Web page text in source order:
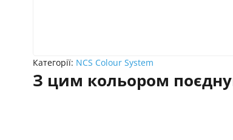
Категорії: NCS Colour System
З цим кольором